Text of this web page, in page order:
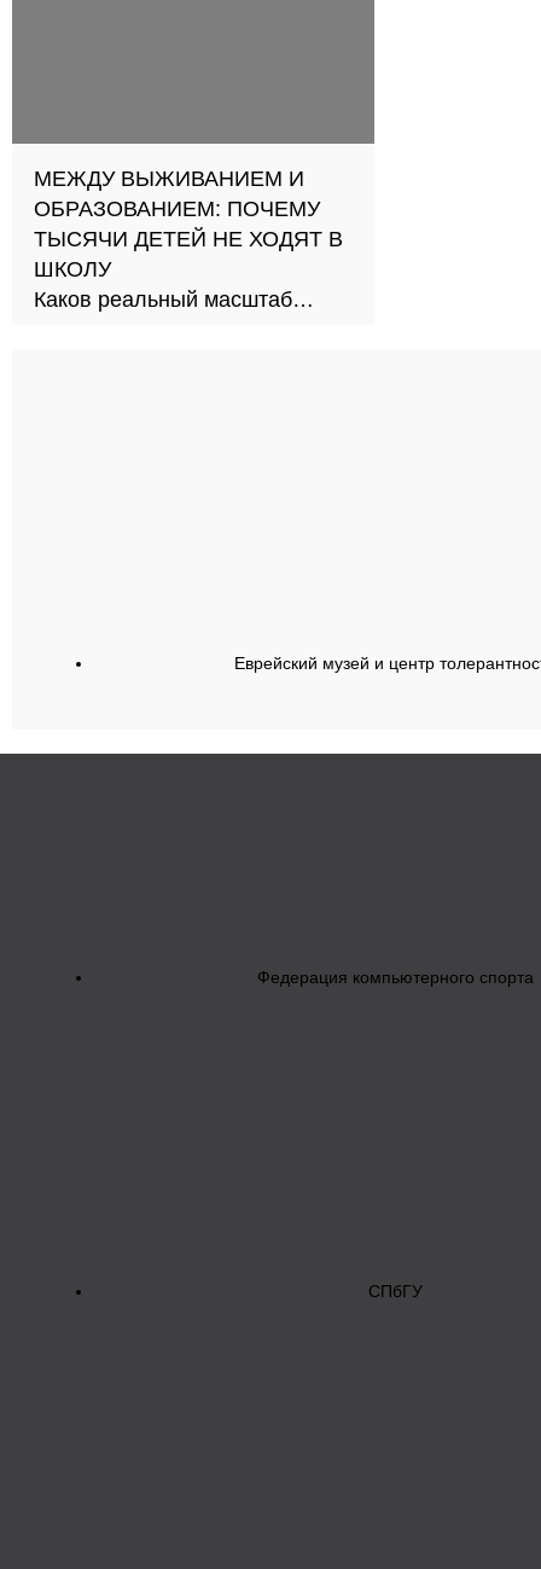
МЕЖДУ ВЫЖИВАНИЕМ И
ОБРАЗОВАНИЕМ: ПОЧЕМУ
ТЫСЯЧИ ДЕТЕЙ НЕ ХОДЯТ В
ШКОЛУ
Каков реальный масштаб
Еврейский музей и центр
Федерация компьютерного спорта
СПбГУ